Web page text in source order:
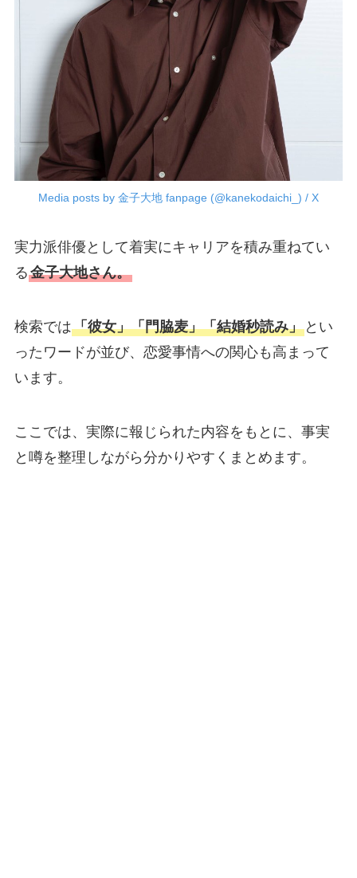
Media posts by 金子大地 fanpage (@kanekodaichi_) / X
実力派俳優として着実にキャリアを積み重ねてい
る金子大地さん。
検索では「彼女」「門脇麦」「結婚秒読み」とい
ったワードが並び、恋愛事情への関心も高まって
います。
ここでは、実際に報じられた内容をもとに、事実
と噂を整理しながら分かりやすくまとめます。